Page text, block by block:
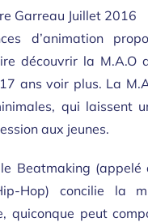
d’animation
découvrir la M.A.O
ans voir plus. La
qui laissent
aux jeunes.
Beatmaking (appelé
Hop) concilie la
quiconque peut